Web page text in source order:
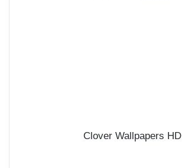
Clover Wallpapers HD